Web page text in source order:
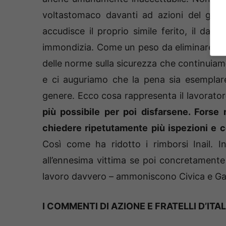
voltastomaco davanti ad azioni del
accudisce il proprio simile ferito, il
immondizia. Come un peso da eliminare
delle norme sulla sicurezza che
e ci auguriamo che la pena sia
genere. Ecco cosa rappresenta il
più possibile per poi disfarsene.
chiedere ripetutamente più ispezioni e
Così come ha ridotto i rimborsi Inail.
all’ennesima vittima se poi
lavoro davvero – ammoniscono Civica e
I COMMENTI DI AZIONE E FRATELLI